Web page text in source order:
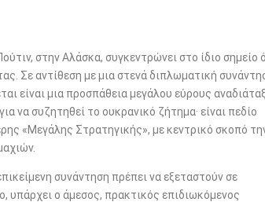
στην Αλάσκα, συγκεντρώνει στο ίδιο σημείο
Σε αντίθεση με μια στενά διπλωματική
είναι μια προσπάθεια μεγάλου εύρους
να συζητηθεί το ουκρανικό ζήτημα· είναι πεδίο
«Μεγάλης Στρατηγικής», με κεντρικό σκοπό
συνάντηση πρέπει να εξεταστούν σε
υπάρχει ο άμεσος, πρακτικός επιδιωκόμενος